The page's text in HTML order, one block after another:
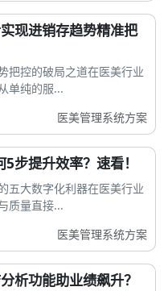
现进销存趋势精准把
把控的破局之道在医美行业
单纯的服...
医美管理系统方案
步提升效率？速看！
五大数字化利器在医美行业
质量直接...
医美管理系统方案
析功能助业绩飙升？